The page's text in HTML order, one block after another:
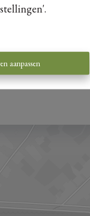
aanpassen